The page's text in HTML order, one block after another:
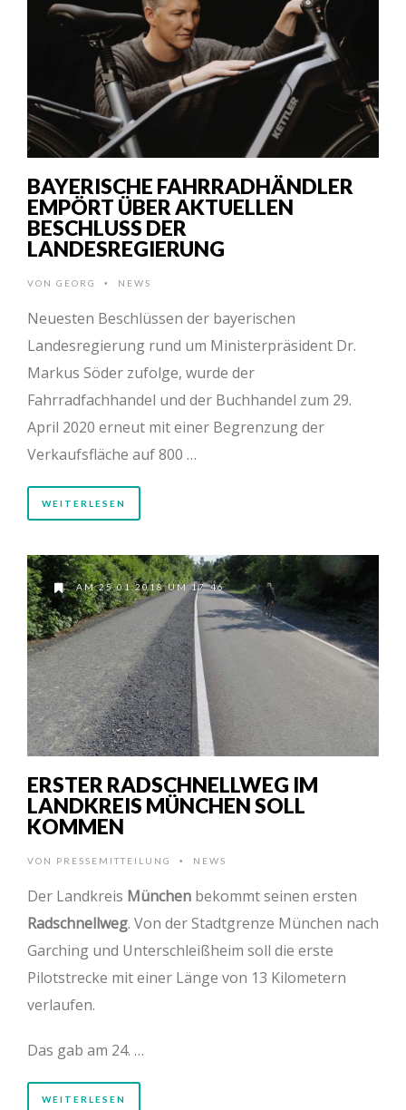
BAYERISCHE FAHRRADHÄNDLER
EMPÖRT ÜBER AKTUELLEN
BESCHLUSS DER
LANDESREGIERUNG
VON GEORG • NEWS
Neuesten Beschlüssen der bayerischen
Landesregierung rund um Ministerpräsident Dr.
Markus Söder zufolge, wurde der
Fahrradfachhandel und der Buchhandel zum 29.
April 2020 erneut mit einer Begrenzung der
Verkaufsfläche auf 800 …
WEITERLESEN
AM 25.01.2018 UM 17:46
ERSTER RADSCHNELLWEG IM
LANDKREIS MÜNCHEN SOLL
KOMMEN
VON PRESSEMITTEILUNG • NEWS
Der Landkreis München bekommt seinen ersten
Radschnellweg. Von der Stadtgrenze München nach
Garching und Unterschleißheim soll die erste
Pilotstrecke mit einer Länge von 13 Kilometern
verlaufen.
Das gab am 24. …
WEITERLESEN